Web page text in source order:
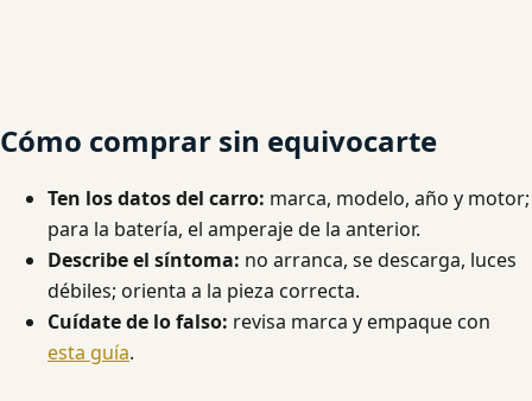
Cómo comprar sin equivocarte
Ten los datos del carro: marca, modelo, año y motor;
para la batería, el amperaje de la anterior.
Describe el síntoma: no arranca, se descarga, luces
débiles; orienta a la pieza correcta.
Cuídate de lo falso: revisa marca y empaque con
esta guía.